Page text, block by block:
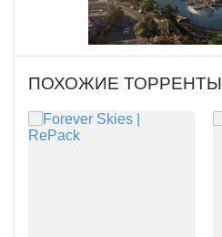
ПОХОЖИЕ ТОРРЕНТЫ